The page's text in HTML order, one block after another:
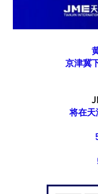
京津冀
将在天